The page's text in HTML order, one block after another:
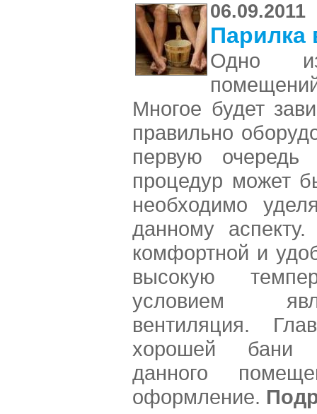
06.09.2011
Парилка
Одно
Многое будет
правильно
первую очередь
процедур может
необходимо
данному
комфортной и
высокую
условием
вентиляция.
хорошей бани
данного
оформление.